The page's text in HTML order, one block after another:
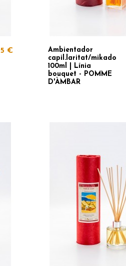
€
Ambientador
capil.laritat/mikado
100ml | Línia
bouquet - POMME
D'ÀMBAR